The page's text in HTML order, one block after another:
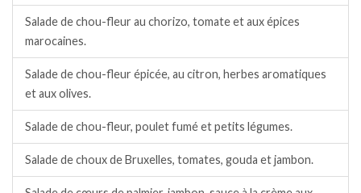
Salade de chou-fleur au chorizo, tomate et aux épices
marocaines.
Salade de chou-fleur épicée, au citron, herbes aromatiques
et aux olives.
Salade de chou-fleur, poulet fumé et petits légumes.
Salade de choux de Bruxelles, tomates, gouda et jambon.